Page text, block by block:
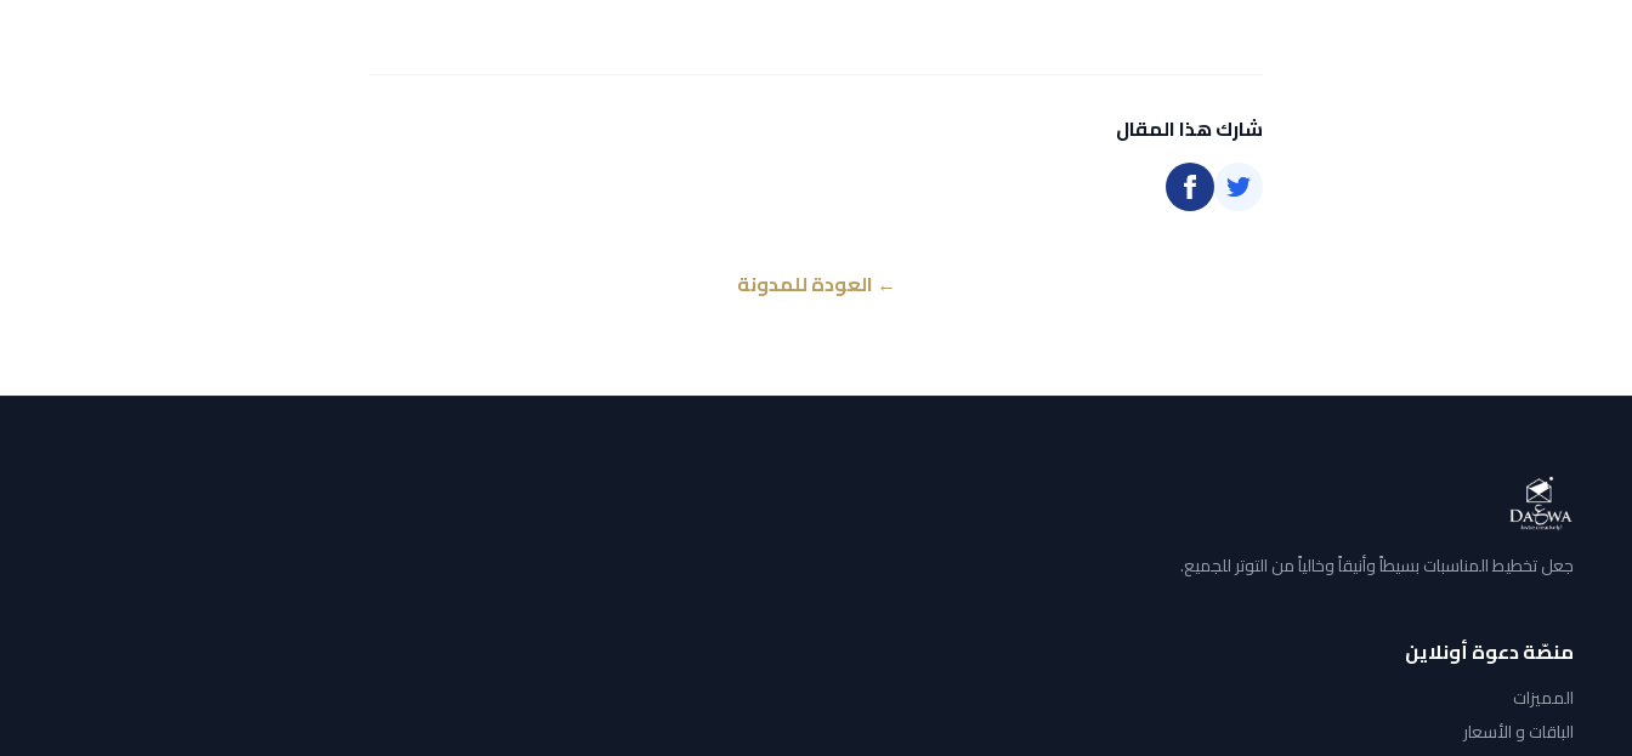
شارك هذا المقال
← العودة للمدونة
جعل تخطيط المناسبات بسيطاً وأنيقاً وخالياً من التوتر للجميع.
منصّة دعوة أونلاين
المميزات
الباقات و الأسعار